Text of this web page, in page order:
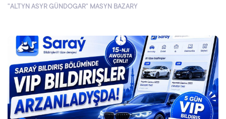
"ALTYN ASYR GÜNDOGAR" MASYN BAZARY